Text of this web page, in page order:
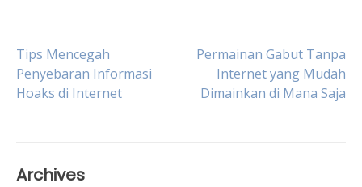
Post
navigation
Tips Mencegah
Penyebaran Informasi
Hoaks di Internet
Permainan Gabut Tanpa
Internet yang Mudah
Dimainkan di Mana Saja
Archives